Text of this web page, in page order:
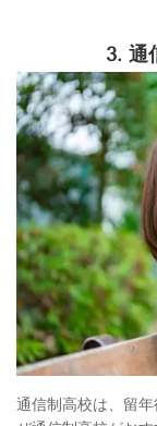
3. 通
通信制高校は、留